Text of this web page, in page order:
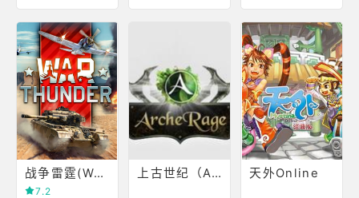
战争雷霆(War Thunder)
7.2
上古世纪（Arche Age0 天外Online